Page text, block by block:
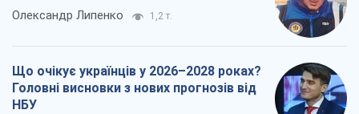
Олександр Липенко 1,2 т.
Що очікує українців у 2026–2028 роках?
Головні висновки з нових прогнозів від
НБУ